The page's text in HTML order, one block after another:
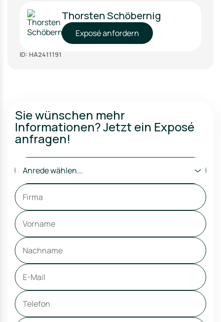
Thorsten Schöbernig
Exposé anfordern
ID: HA2411191
Sie wünschen mehr
Informationen? Jetzt ein Exposé
anfragen!
Anrede wählen...